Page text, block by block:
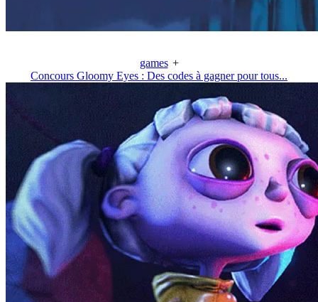
games +
Concours Gloomy Eyes : Des codes à gagner pour tous...